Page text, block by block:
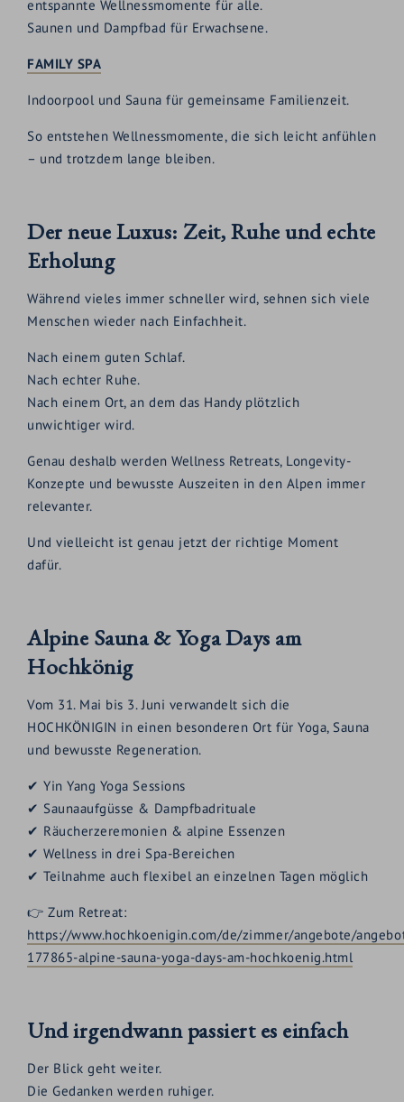
entspannte Wellnessmomente für alle.
Saunen und Dampfbad für Erwachsene.
FAMILY SPA
Indoorpool und Sauna für gemeinsame Familienzeit.
So entstehen Wellnessmomente, die sich leicht anfühlen
– und trotzdem lange bleiben.
Der neue Luxus: Zeit, Ruhe und echte
Erholung
Während vieles immer schneller wird, sehnen sich viele
Menschen wieder nach Einfachheit.
Nach einem guten Schlaf.
Nach echter Ruhe.
Nach einem Ort, an dem das Handy plötzlich
unwichtiger wird.
Genau deshalb werden Wellness Retreats, Longevity-
Konzepte und bewusste Auszeiten in den Alpen immer
relevanter.
Und vielleicht ist genau jetzt der richtige Moment
dafür.
Alpine Sauna & Yoga Days am
Hochkönig
Vom 31. Mai bis 3. Juni verwandelt sich die
HOCHKÖNIGIN in einen besonderen Ort für Yoga, Sauna
und bewusste Regeneration.
✔ Yin Yang Yoga Sessions
✔ Saunaaufgüsse & Dampfbadrituale
✔ Räucherzeremonien & alpine Essenzen
✔ Wellness in drei Spa-Bereichen
✔ Teilnahme auch flexibel an einzelnen Tagen möglich
👉 Zum Retreat:
https://www.hochkoenigin.com/de/zimmer/angebote/
177865-alpine-sauna-yoga-days-am-hochkoenig.html
Und irgendwann passiert es einfach
Der Blick geht weiter.
Die Gedanken werden ruhiger.